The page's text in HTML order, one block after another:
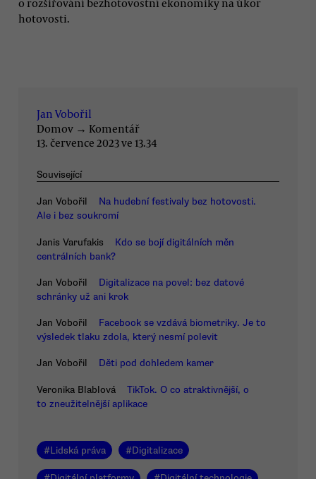
o rozšiřování bezhotovostní ekonomiky na úkor
hotovosti.
Jan Vobořil
Domov → Komentář
13. července 2023 ve 13.34
Související
Jan Vobořil
Na hudební festivaly bez hotovosti.
Ale i bez soukromí
Janis Varufakis
Kdo se bojí digitálních měn
centrálních bank?
Jan Vobořil
Digitalizace na povel: bez datové
schránky už ani krok
Jan Vobořil
Facebook se vzdává biometriky. Je to
výsledek tlaku zdola, který nesmí polevit
Jan Vobořil Děti pod dohledem kamer
Veronika Blablová
TikTok. O co atraktivnější, o
to zneužitelnější aplikace
#Lidská práva #Digitalizace